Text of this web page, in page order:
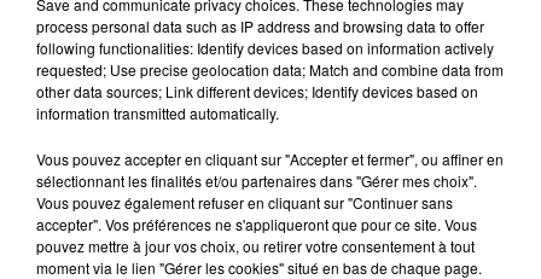
100%
100% Radio l'agenda de l'Ariege
31 juillet 2023 - 1 min 19 sec
L'AGENDA DE L'ARIEGE DU 31/07/2023 À
07H49
Save and communicate privacy choices. These technologies may
process personal data such as IP address and browsing data to offer
following functionalities: Identify devices based on information actively
requested; Use precise geolocation data; Match and combine data from
other data sources; Link different devices; Identify devices based on
information transmitted automatically.
Vous pouvez accepter en cliquant sur "Accepter et fermer", ou affiner en
sélectionnant les finalités et/ou partenaires dans "Gérer mes choix".
Vous pouvez également refuser en cliquant sur "Continuer sans
accepter". Vos préférences ne s'appliqueront que pour ce site. Vous
pouvez mettre à jour vos choix, ou retirer votre consentement à tout
moment via le lien "Gérer les cookies" situé en bas de chaque page.